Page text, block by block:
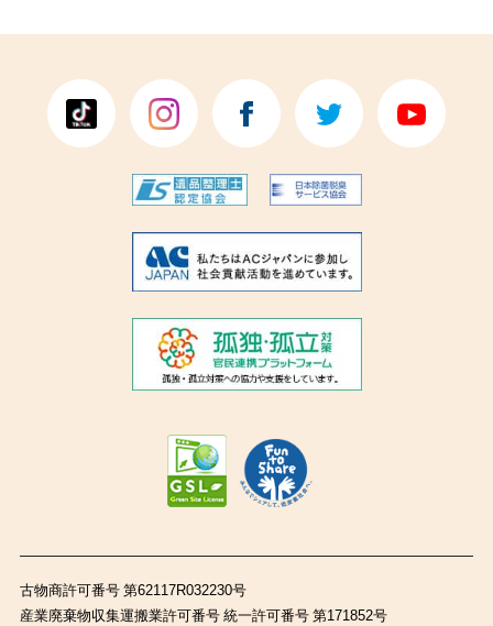
古物商許可番号 第62117R032230号
産業廃棄物収集運搬業許可番号 統一許可番号 第171852号